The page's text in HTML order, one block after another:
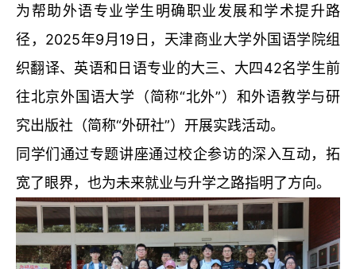
为帮助外语专业学生明确职业发展和学术提升路
径，2025年9月19日，天津商业大学外国语学院组
织翻译、英语和日语专业的大三、大四42名学生前
往北京外国语大学（简称“北外”）和外语教学与研
究出版社（简称“外研社”）开展实践活动。
同学们通过专题讲座通过校企参访的深入互动，拓
宽了眼界，也为未来就业与升学之路指明了方向。